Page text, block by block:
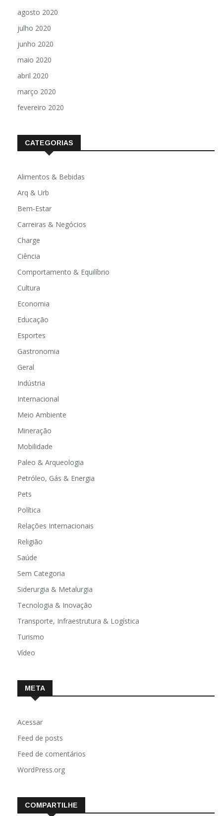
agosto 2020
julho 2020
junho 2020
maio 2020
abril 2020
março 2020
fevereiro 2020
CATEGORIAS
Alimentos & Bebidas
Arq & Urb
Bem-Estar
Carreiras & Negócios
Charge
Ciência
Comportamento & Equilíbrio
Cultura
Economia
Educação
Esportes
Gastronomia
Geral
Indústria
Internacional
Meio Ambiente
Mineração
Mobilidade
Paleo & Arqueologia
Petróleo, Gás & Energia
Pets
Política
Relações Internacionais
Religião
Saúde
Sem Categoria
Siderurgia & Metalurgia
Tecnologia & Inovação
Transporte, Infraestrutura & Logística
Turismo
Vídeo
META
Acessar
Feed de posts
Feed de comentários
WordPress.org
COMPARTILHE